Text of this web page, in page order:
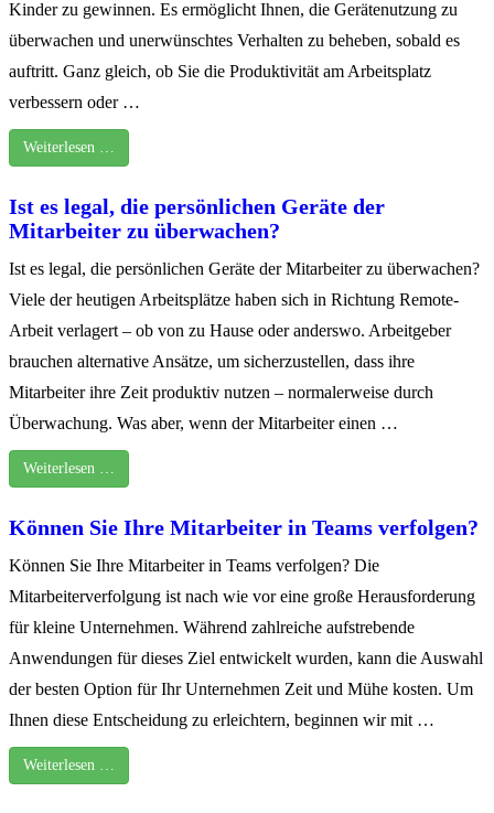
Kinder zu gewinnen. Es ermöglicht Ihnen, die Gerätenutzung zu
überwachen und unerwünschtes Verhalten zu beheben, sobald es
auftritt. Ganz gleich, ob Sie die Produktivität am Arbeitsplatz
verbessern oder …
Weiterlesen …
Ist es legal, die persönlichen Geräte der
Mitarbeiter zu überwachen?
Ist es legal, die persönlichen Geräte der Mitarbeiter zu überwachen?
Viele der heutigen Arbeitsplätze haben sich in Richtung Remote-
Arbeit verlagert – ob von zu Hause oder anderswo. Arbeitgeber
brauchen alternative Ansätze, um sicherzustellen, dass ihre
Mitarbeiter ihre Zeit produktiv nutzen – normalerweise durch
Überwachung. Was aber, wenn der Mitarbeiter einen …
Weiterlesen …
Können Sie Ihre Mitarbeiter in Teams verfolgen?
Können Sie Ihre Mitarbeiter in Teams verfolgen? Die
Mitarbeiterverfolgung ist nach wie vor eine große Herausforderung
für kleine Unternehmen. Während zahlreiche aufstrebende
Anwendungen für dieses Ziel entwickelt wurden, kann die Auswahl
der besten Option für Ihr Unternehmen Zeit und Mühe kosten. Um
Ihnen diese Entscheidung zu erleichtern, beginnen wir mit …
Weiterlesen …